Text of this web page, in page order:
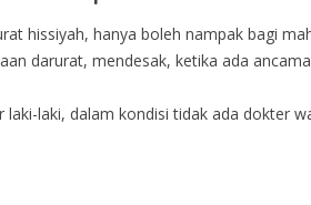
hissiyah, hanya boleh nampak bagi
darurat, mendesak, ketika ada
laki, dalam kondisi tidak ada dokter